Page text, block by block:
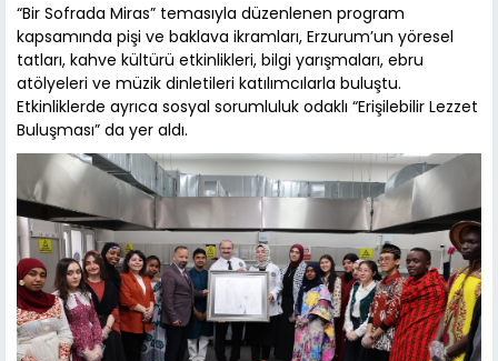
“Bir Sofrada Miras” temasıyla düzenlenen program
kapsamında pişi ve baklava ikramları, Erzurum’un yöresel
tatları, kahve kültürü etkinlikleri, bilgi yarışmaları, ebru
atölyeleri ve müzik dinletileri katılımcılarla buluştu.
Etkinliklerde ayrıca sosyal sorumluluk odaklı “Erişilebilir Lezzet
Buluşması” da yer aldı.